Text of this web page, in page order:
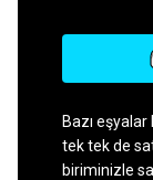
Bazı
tek tek de
biriminizle